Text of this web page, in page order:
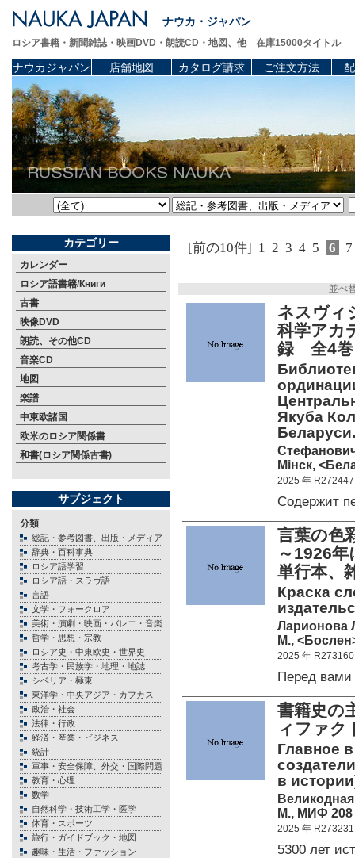
ナウカ・ジャパン
ロシア書籍・新聞雑誌・映画DVD・朗読CD・地図、他 在庫15000タイトル
ナウカジャパン 店舗地図 カタログ請求 ご注文方法
カテゴリー
カレンダー
ロシア語書籍/Книги
古書
映像DVD
朗読、その他CD
音楽CD
地図
楽譜
中東欧諸国
欧米のロシア関係書
和書(ロシア関係古書)
サブジェクト
分類
総記・参考図書、出版・メディア
辞典・百科事典
ロシア語学習
ロシア語・スラヴ語
言語
文学・フォークロア
美術・演劇・映画・バレエ・音楽
哲学・思想・宗教
ロシア史・中東欧史・世界史
考古学・民族学・地理・地誌
シベリア・極東
東洋学・中央アジア・カフカス
政治・社会
法律・行政
経済・産業・ビジネス
統計
軍事・安全保障、外交・国際問題
教育・心理
数学
自然科学・技術工学・医学
体育・スポーツ
旅行・ガイドブック・地図
趣味・生活・ファッション
[前の10件] 1 2 3 4 5 6 7
並べ
ネスヴィ
科学アカ
録 全4
Якуба
Мiнск,
2025 年 R272447
Содержит
言葉の色
～1926
単行本、
Краска
Ларионова
М.,
2025 年 R273160
Перед вами
書籍史の
ィファク
Главное
в
М., МИФ 208
2025 年 R273231
5300 лет